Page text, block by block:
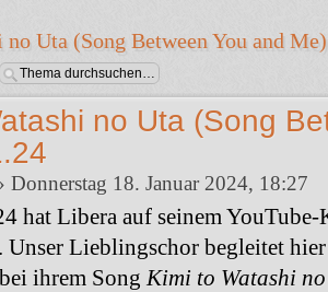
Uta (Song Between You and
no Uta (Song
Donnerstag 18. Januar 2024, 18:27
hat Libera auf seinem YouTube-
Lieblingschor begleitet
ihrem SongKimi to Watashi